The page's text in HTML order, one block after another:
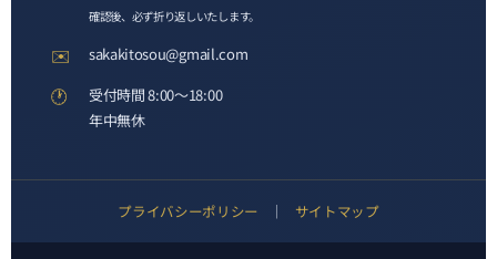
確認後、必ず折り返しいたします。
✉️ sakakitosou@gmail.com
🕐
受付時間 8:00〜18:00
年中無休
プライバシーポリシー ｜ サイトマップ